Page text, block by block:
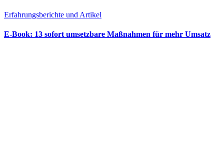
Erfahrungsberichte und Artikel
E‑Book: 13 sofort umsetzbare Maßnahmen für mehr Umsatz